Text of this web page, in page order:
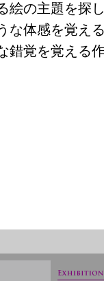
絵の主題を探
な体感を覚え
錯覚を覚える